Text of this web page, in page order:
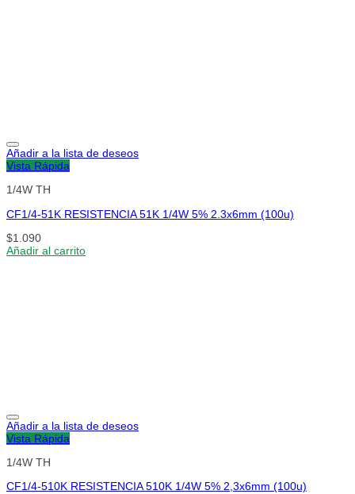
Añadir a la lista de deseos
Vista Rápida
1/4W TH
CF1/4-51K RESISTENCIA 51K 1/4W 5% 2.3x6mm (100u)
$1.090
Añadir al carrito
Añadir a la lista de deseos
Vista Rápida
1/4W TH
CF1/4-510K RESISTENCIA 510K 1/4W 5% 2,3x6mm (100u)